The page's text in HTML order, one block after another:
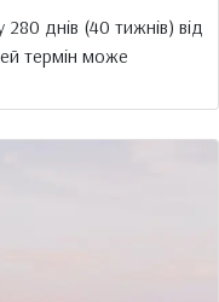
280 днів (40 тижнів) від
термін може